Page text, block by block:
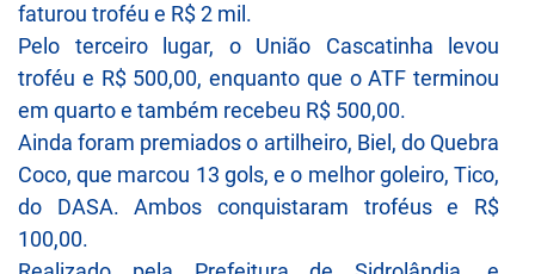
faturou troféu e R$ 2 mil.
Pelo terceiro lugar, o União Cascatinha levou
troféu e R$ 500,00, enquanto que o ATF terminou
em quarto e também recebeu R$ 500,00.
Ainda foram premiados o artilheiro, Biel, do Quebra
Coco, que marcou 13 gols, e o melhor goleiro, Tico,
do DASA. Ambos conquistaram troféus e R$
100,00.